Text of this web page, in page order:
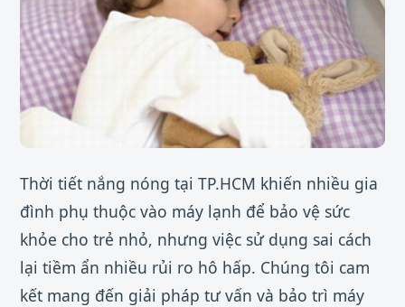
Thời tiết nắng nóng tại TP.HCM khiến nhiều gia
đình phụ thuộc vào máy lạnh để bảo vệ sức
khỏe cho trẻ nhỏ, nhưng việc sử dụng sai cách
lại tiềm ẩn nhiều rủi ro hô hấp. Chúng tôi cam
kết mang đến giải pháp tư vấn và bảo trì máy